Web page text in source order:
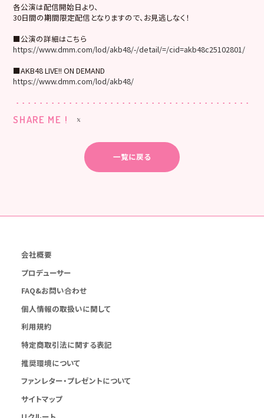
各公演は配信開始日より、
30日間の期間限定配信となりますので、お見逃しなく！
■公演の詳細はこちら
https://www.dmm.com/lod/akb48/-/detail/=/cid=akb48c25102801/
■AKB48 LIVE!! ON DEMAND
https://www.dmm.com/lod/akb48/
SHARE ME !
一覧に戻る
会社概要
プロデューサー
FAQ&お問い合わせ
個人情報の取扱いに関して
利用規約
特定商取引法に関する表記
推奨環境について
ファンレター・プレゼントについて
サイトマップ